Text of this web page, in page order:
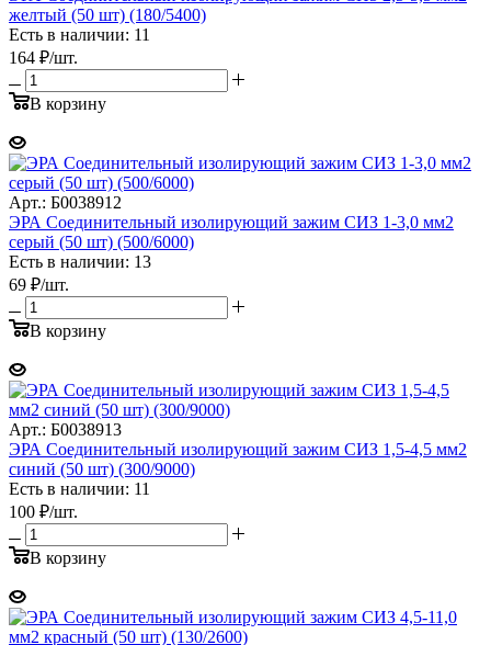
желтый (50 шт) (180/5400)
Есть в наличии: 11
164 ₽/шт.
В корзину
Арт.: Б0038912
ЭРА Соединительный изолирующий зажим СИЗ 1-3,0 мм2
серый (50 шт) (500/6000)
Есть в наличии: 13
69 ₽/шт.
В корзину
Арт.: Б0038913
ЭРА Соединительный изолирующий зажим СИЗ 1,5-4,5 мм2
синий (50 шт) (300/9000)
Есть в наличии: 11
100 ₽/шт.
В корзину